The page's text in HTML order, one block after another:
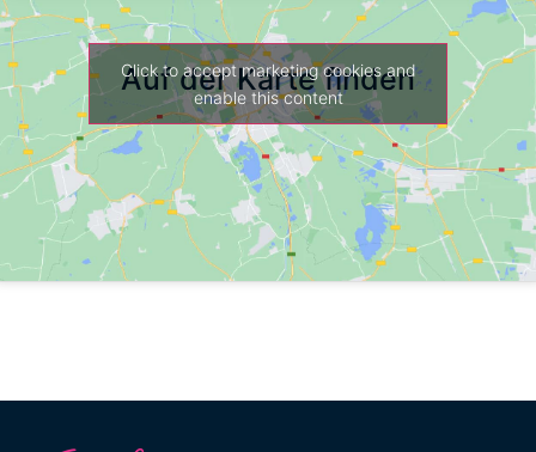
Auf der Karte finden
Click to accept marketing cookies and
enable this content